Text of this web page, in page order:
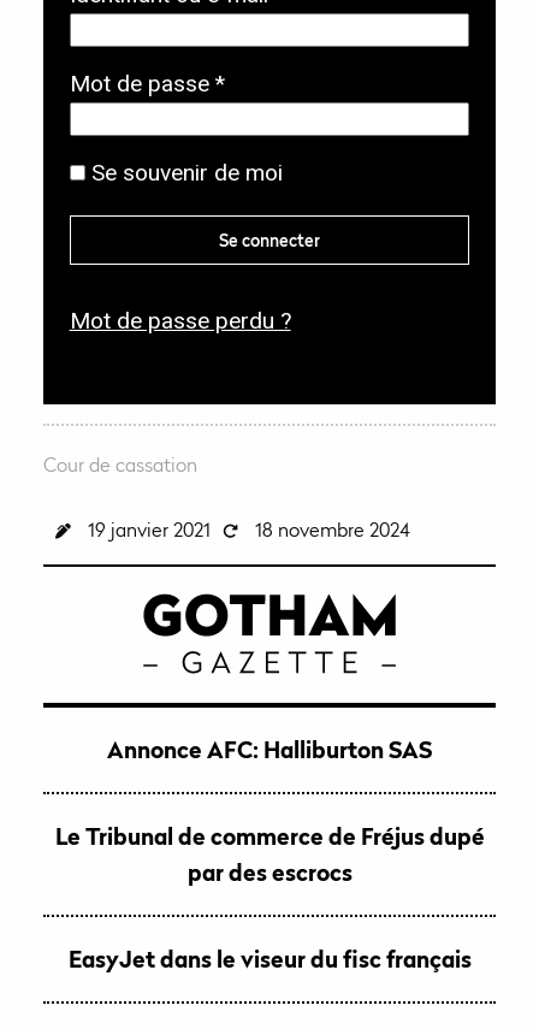
i
g
t
o
r
Mot de passe *O
g
a
o
r
Se souvenir de moi
Se connecter
Mot de passe perdu ?
Cour de cassation
19 janvier 2021 18 novembre 2024
Annonce AFC: Halliburton SAS
Le Tribunal de commerce de Fréjus dupé
par des escrocs
EasyJet dans le viseur du fisc français